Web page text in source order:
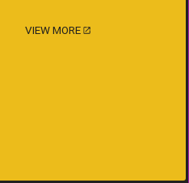
is:
erőskezű Férfi
VIEW MORE